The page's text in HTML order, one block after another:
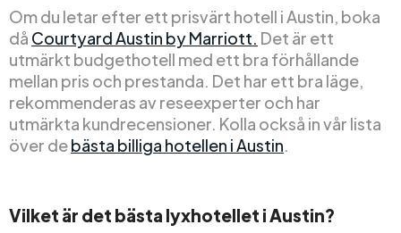
Om du letar efter ett prisvärt hotell i Austin, boka
då Courtyard Austin by Marriott. Det är ett
utmärkt budgethotell med ett bra förhållande
mellan pris och prestanda. Det har ett bra läge,
rekommenderas av reseexperter och har
utmärkta kundrecensioner. Kolla också in vår lista
över debästa billiga hotellen i Austin.
Vilket är det bästa lyxhotellet i Austin?